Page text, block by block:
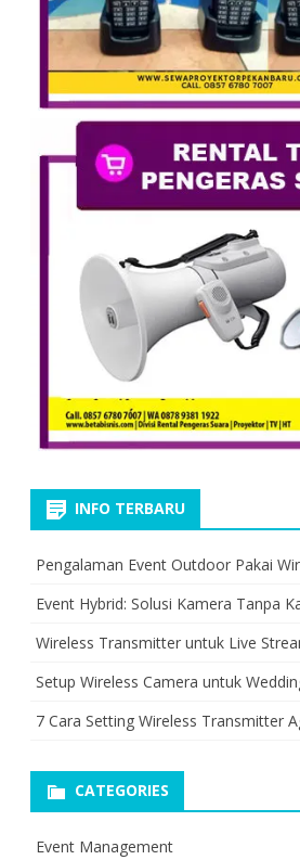
INFO TERBARU
Pengalaman Event Outdoor Pakai
Event Hybrid: Solusi Kamera Tanpa
Wireless Transmitter untuk Live
Setup Wireless Camera untuk
7 Cara Setting Wireless Transmitter
CATEGORIES
Event Management